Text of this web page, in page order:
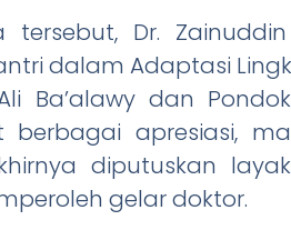
tersebut, Dr.
dalam Adaptasi
Ba’alawy dan
berbagai apresiasi,
diputuskan
gelar doktor.